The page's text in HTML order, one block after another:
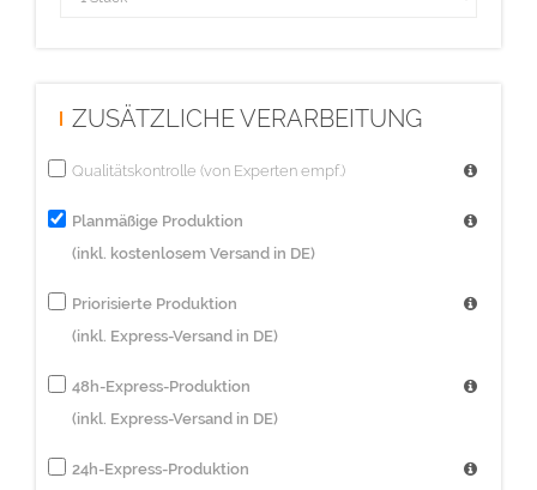
ZUSÄTZLICHE VERARBEITUNG
Qualitätskontrolle (von Experten empf.)
Planmäßige Produktion
(inkl. kostenlosem Versand in DE)
Priorisierte Produktion
(inkl. Express-Versand in DE)
48h-Express-Produktion
(inkl. Express-Versand in DE)
24h-Express-Produktion